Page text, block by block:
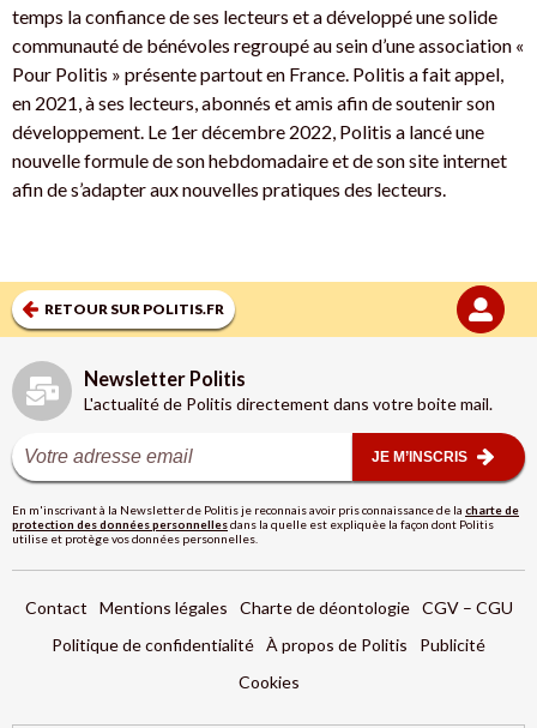
temps la confiance de ses lecteurs et a développé une solide
communauté de bénévoles regroupé au sein d’une association «
Pour Politis » présente partout en France. Politis a fait appel,
en 2021, à ses lecteurs, abonnés et amis afin de soutenir son
développement. Le 1er décembre 2022, Politis a lancé une
nouvelle formule de son hebdomadaire et de son site internet
afin de s’adapter aux nouvelles pratiques des lecteurs.
RETOUR SUR POLITIS.FR
Newsletter Politis
L'actualité de Politis directement dans votre boite mail.
JE M’INSCRIS
En m'inscrivant à la Newsletter de Politis je reconnais avoir pris connaissance de la charte de
protection des données personnellesdans la quelle est expliquèe la façon dont Politis
utilise et protège vos données personnelles.
Contact Mentions légales Charte de déontologie
CGV – CGU
Politique de confidentialité À propos de Politis
Publicité
Cookies